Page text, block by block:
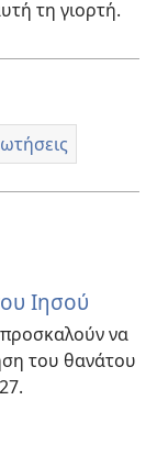
τη γιορτή.
Ιησού
να
του θανάτου